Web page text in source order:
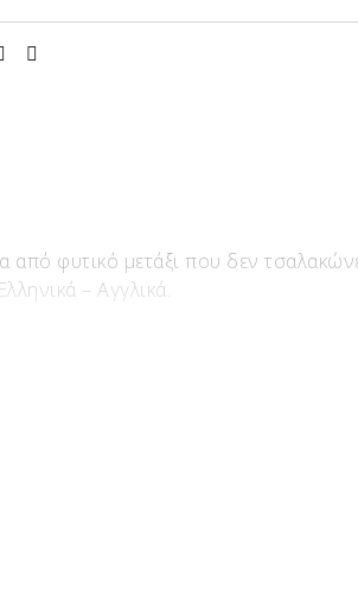
από φυτικό μετάξι που δεν
– Αγγλικά.